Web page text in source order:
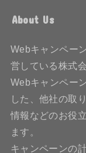
About Us
Webキャンペー
営している株式
Webキャンペー
した、他社の取
情報などのお役
ます。
キャンペーンの